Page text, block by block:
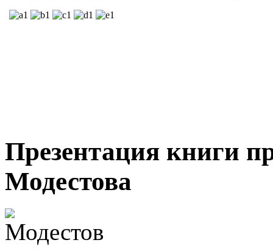
Презентация книги
Модестова